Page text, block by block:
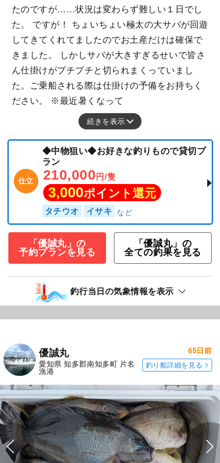
たのですが……状況は変わらず難しい１日でし
た。 ですが！ ちょいちょい極太の大サバが回遊
してきてくれてましたのでお土産だけは確保で
きました。 しかしサバが大きすぎるせいで皆さ
ん仕掛けがプチプチと切られまくっていまし
た。ご乗船される際は仕掛けの予備をお持ちく
ださい。 ※最近暑くなって
続きを表示
仕立
◆中物狙い◆お好きな釣りもので貸切プ
ラン
210,000 円/隻
3,000ポイント還元
タチウオ イサキ
「優誠丸」の
予約プランを見る
「優誠丸」の
全ての釣果を見る
釣行当日の気象情報を表示
優誠丸
愛知県 知多郡南知多町 片名
漁港
65日前
釣り船詳細を見る